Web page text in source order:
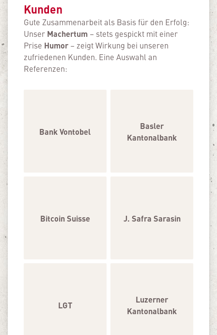
Kunden
Gute Zusammenarbeit als Basis für den Erfolg:
Unser Machertum – stets gespickt mit einer
Prise Humor– zeigt Wirkung bei unseren
zufriedenen Kunden. Eine Auswahl an
Referenzen:
Bank Vontobel
Basler
Kantonalbank
Bitcoin Suisse J. Safra Sarasin
LGT
Luzerner
Kantonalbank